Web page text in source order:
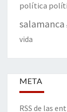
política
salamanca
vida
META
RSS de las